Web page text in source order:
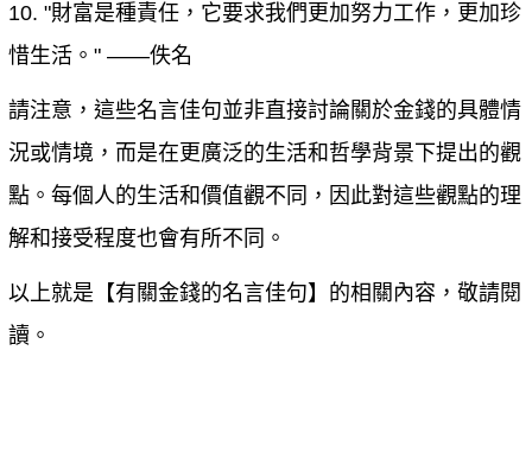
10. "財富是種責任，它要求我們更加努力工作，更加珍
惜生活。" ——佚名
請注意，這些名言佳句並非直接討論關於金錢的具體情
況或情境，而是在更廣泛的生活和哲學背景下提出的觀
點。每個人的生活和價值觀不同，因此對這些觀點的理
解和接受程度也會有所不同。
以上就是【有關金錢的名言佳句】的相關內容，敬請閱
讀。